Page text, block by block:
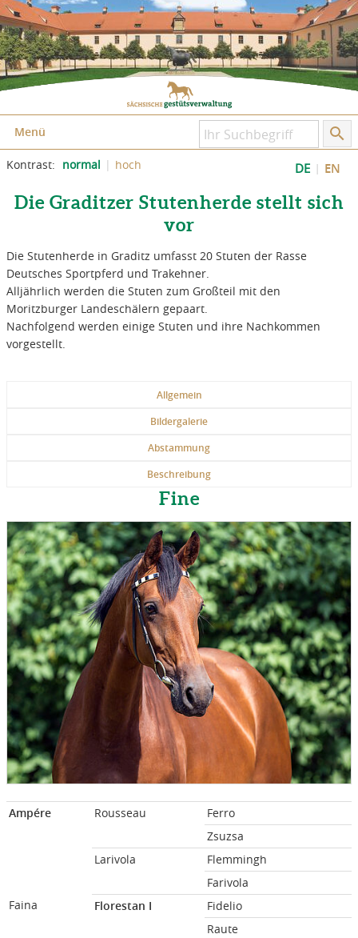
Zum Inhalt springen
Zum Seitenfuß springen
Menü
Kontrast: normal hoch EN
DE
Die Graditzer Stutenherde stellt sich
vor
Die Stutenherde in Graditz umfasst 20 Stuten der Rasse
Deutsches Sportpferd und Trakehner.
Alljährlich werden die Stuten zum Großteil mit den
Moritzburger Landeschälern gepaart.
Nachfolgend werden einige Stuten und ihre Nachkommen
vorgestellt.
Allgemein
Bildergalerie
Abstammung
Beschreibung
Fine
Ampére Rousseau
Ferro
Zsuzsa
Larivola
Flemmingh
Farivola
Faina
Florestan I
Fidelio
Raute